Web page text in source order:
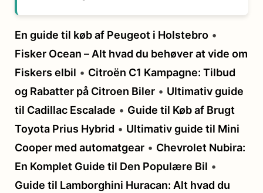
En guide til køb af Peugeot i Holstebro •
Fisker Ocean – Alt hvad du behøver at vide om
Fiskers elbil • Citroën C1 Kampagne: Tilbud
og Rabatter på Citroen Biler • Ultimativ guide
til Cadillac Escalade • Guide til Køb af Brugt
Toyota Prius Hybrid • Ultimativ guide til Mini
Cooper med automatgear • Chevrolet Nubira:
En Komplet Guide til Den Populære Bil •
Guide til Lamborghini Huracan: Alt hvad du